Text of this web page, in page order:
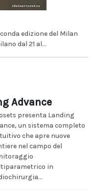
edizione del Milan
dal 21 al...
Advance
presenta Landing
un sistema completo
che apre nuove
nel campo del
in